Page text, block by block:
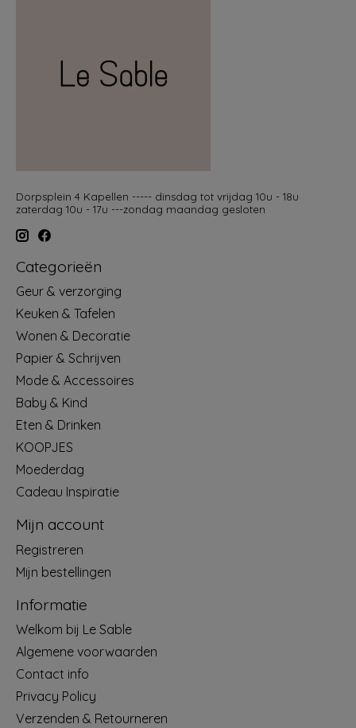
Dorpsplein 4 Kapellen ----- dinsdag tot vrijdag 10u - 18u
zaterdag 10u - 17u ---zondag maandag gesloten
Categorieën
Geur & verzorging
Keuken & Tafelen
Wonen & Decoratie
Papier & Schrijven
Mode & Accessoires
Baby & Kind
Eten & Drinken
KOOPJES
Moederdag
Cadeau Inspiratie
Mijn account
Registreren
Mijn bestellingen
Informatie
Welkom bij Le Sable
Algemene voorwaarden
Contact info
Privacy Policy
Verzenden & Retourneren